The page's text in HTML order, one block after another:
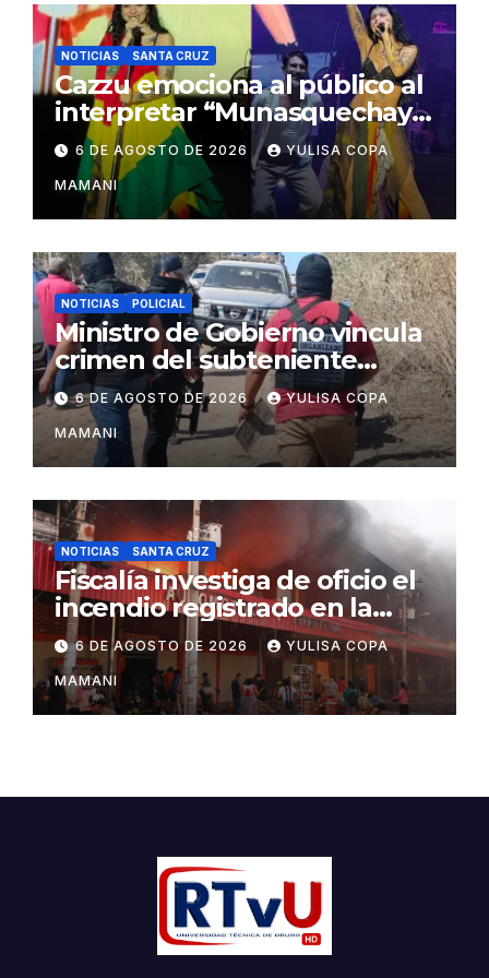
NOTICIAS SANTA CRUZ
Cazzu emociona al público al
interpretar “Munasquechay”
en su concierto en Santa
Cruz
6 DE AGOSTO DE 2026 YULISA COPA
MAMANI
NOTICIAS POLICIAL
Ministro de Gobierno vincula
crimen del subteniente
Salazar con la red de
Sebastián Marset
6 DE AGOSTO DE 2026 YULISA COPA
MAMANI
NOTICIAS SANTA CRUZ
Fiscalía investiga de oficio el
incendio registrado en la
feria Barrio Lindo
6 DE AGOSTO DE 2026 YULISA COPA
MAMANI